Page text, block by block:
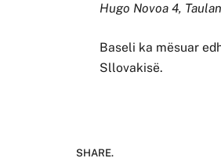
Hugo Novoa 4,
Baseli ka mësuar
Sllovakisë.
SHARE.